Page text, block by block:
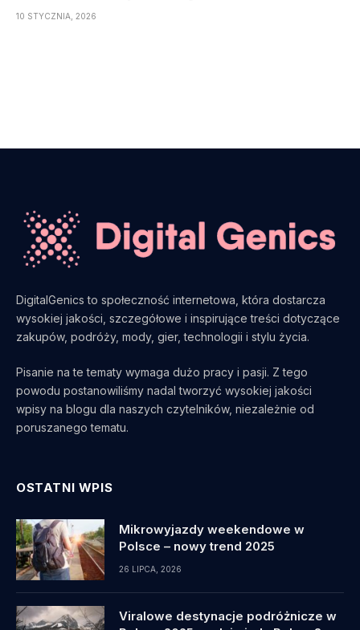
10 STYCZNIA, 2026
DigitalGenics to społeczność internetowa, która dostarcza
wysokiej jakości, szczegółowe i inspirujące treści dotyczące
zakupów, podróży, mody, gier, technologii i stylu życia.
Pisanie na te tematy wymaga dużo pracy i pasji. Z tego
powodu postanowiliśmy nadal tworzyć wysokiej jakości
wpisy na blogu dla naszych czytelników, niezależnie od
poruszanego tematu.
OSTATNI WPIS
Mikrowyjazdy weekendowe w
Polsce – nowy trend 2025
26 LIPCA, 2026
Viralowe destynacje podróżnicze w